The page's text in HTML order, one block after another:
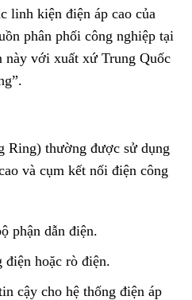
linh kiện điện áp cao của
phân phối công nghiệp tại
này với xuất xứ Trung Quốc
Ring) thường được sử dụng
và cụm kết nối điện công
phận dẫn điện.
điện hoặc rò điện.
cậy cho hệ thống điện áp